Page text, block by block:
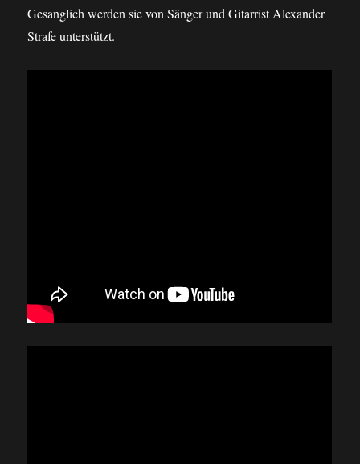
Gesanglich werden sie von Sänger und Gitarrist Alexander
Strafe unterstützt.